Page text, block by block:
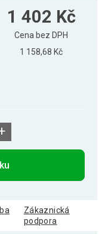
1 402 Kč
Cena bez DPH
1 158,68 Kč
Zákaznická
podpora